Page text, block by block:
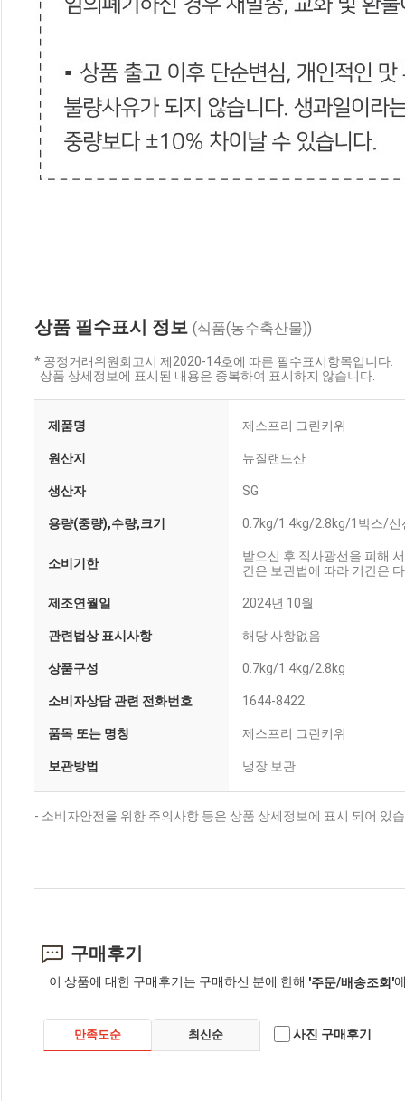
상품 필수표시 정보 (식품(농수축산물))
* 공정거래위원회고시 제2020-14호에 따른 필수표시항목입니다.
상품 상세정보에 표시된 내용은 중복하여 표시하지 않습니다.
제품명 제스프리 그린키위
원산지 뉴질랜드산
생산자 SG
용량(중량),수량,크기 0.7kg/1.4kg/2.8kg/1박스/신
소비기한
받으신 후 직사광선을 피해
간은 보관법에 따라 기간은
제조연월일 2024년 10월
관련법상 표시사항 해당 사항없음
상품구성 0.7kg/1.4kg/2.8kg
소비자상담 관련 전화번호 1644-8422
품목 또는 명칭 제스프리 그린키위
보관방법 냉장 보관
- 소비자안전을 위한 주의사항 등은 상품 상세정보에 표시 되어 있
구매후기
이 상품에 대한 구매후기는 구매하신 분에 한해 '주문/배송조회'
만족도순 최신순 사진 구매후기